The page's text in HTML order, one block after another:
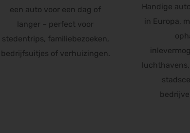
een auto voor een dag of
langer – perfect voor
stedentrips, familiebezoeken,
bedrijfsuitjes of verhuizingen.
Handige
in Europa,